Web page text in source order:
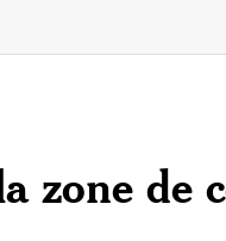
zone de